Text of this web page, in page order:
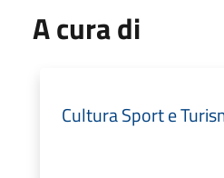
A cura di
Cultura Sport e